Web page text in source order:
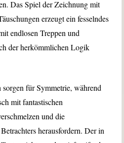
Das Spiel der Zeichnung mit
erzeugt ein fesselndes
endlosen Treppen und
der herkömmlichen Logik
für Symmetrie, während
mit fantastischen
und die
herausfordern. Der in